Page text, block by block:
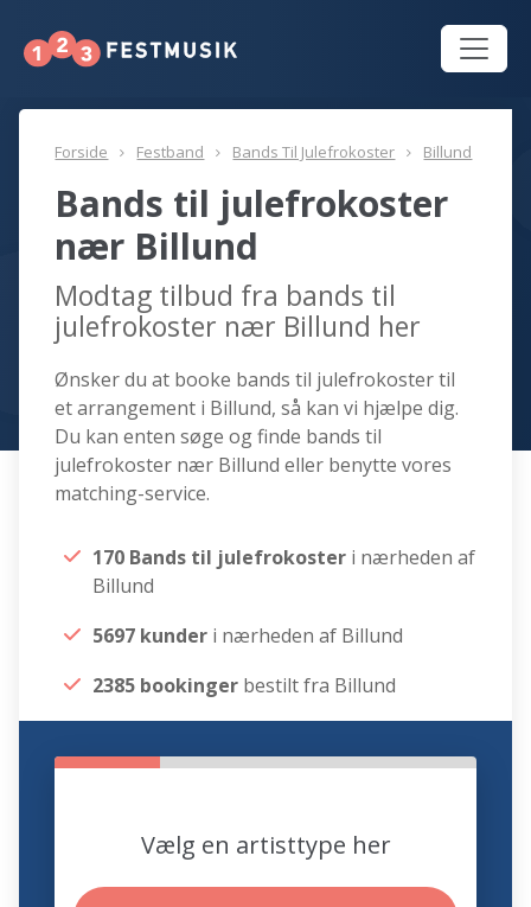
Forside Festband Bands Til Julefrokoster Billund
Bands til julefrokoster
nær Billund
Modtag tilbud fra bands til
julefrokoster nær Billund her
Ønsker du at booke bands til julefrokoster til
et arrangement i Billund, så kan vi hjælpe dig.
Du kan enten søge og finde bands til
julefrokoster nær Billund eller benytte vores
matching-service.
170 Bands til julefrokoster i nærheden af
Billund
5697 kunder i nærheden af Billund
2385 bookinger bestilt fra Billund
Vælg en artisttype her